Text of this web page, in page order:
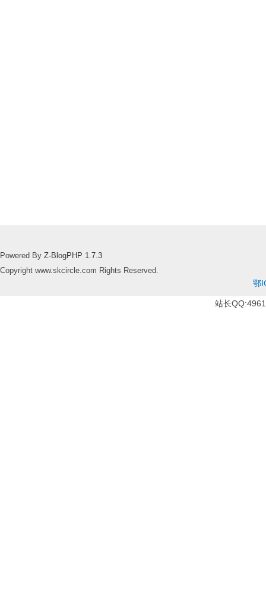
Powered By Z-BlogPHP 1.7.3
Copyright www.skcircle.com Rights Reserved.
鄂
站长